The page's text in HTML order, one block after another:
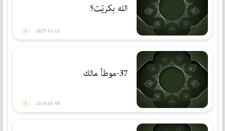
الله بكرێت؟
2025-02-13
37-موطأ مالك
2024-03-08